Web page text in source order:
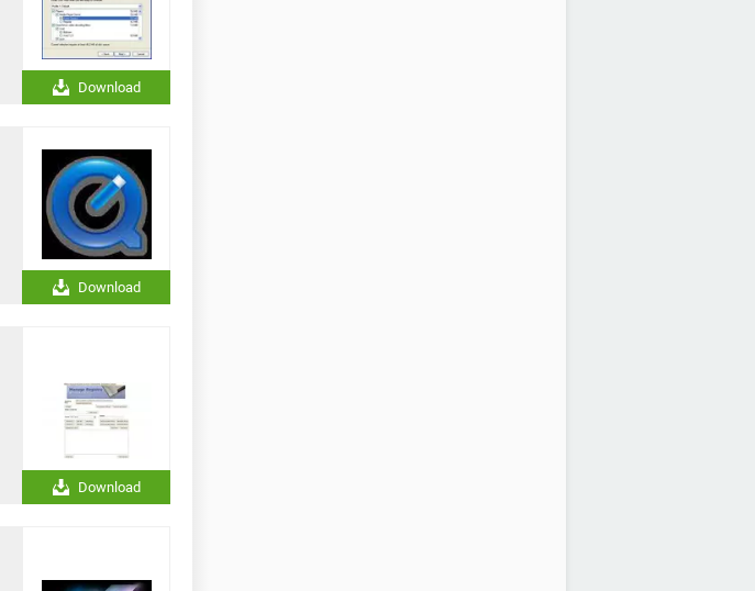
Download
Download
Download